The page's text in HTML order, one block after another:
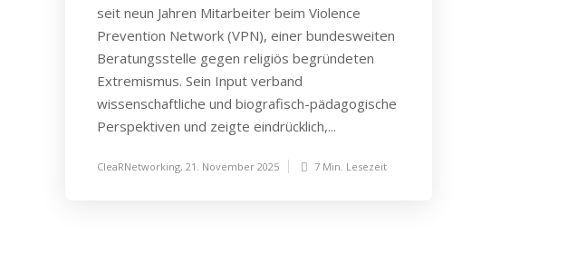
seit neun Jahren Mitarbeiter beim Violence
Prevention Network (VPN), einer bundesweiten
Beratungsstelle gegen religiös begründeten
Extremismus. Sein Input verband
wissenschaftliche und biografisch-pädagogische
Perspektiven und zeigte eindrücklich,...
CleaRNetworking, 21. November 2025 7 Min. Lesezeit